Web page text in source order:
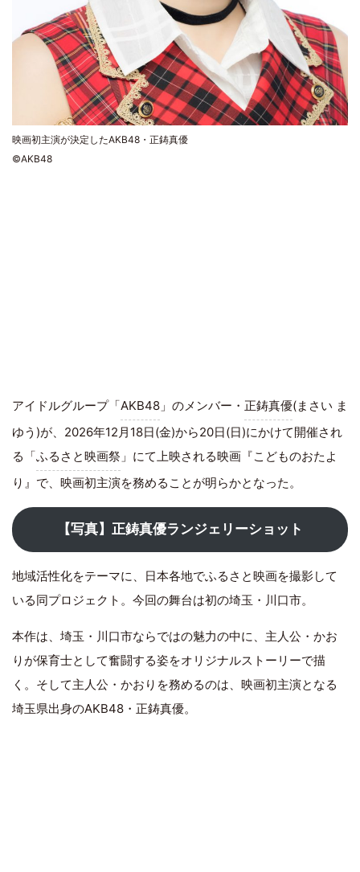
映画初主演が決定したAKB48・正鋳真優
©︎AKB48
アイドルグループ「AKB48 」のメンバー・ 正鋳真優(まさい ま
ゆう)が、2026年12月18日(金)から20日(日)にかけて開催され
る「ふるさと映画祭 」にて上映される映画『こどものおたよ
り』で、映画初主演を務めることが明らかとなった。
【写真】正鋳真優ランジェリーショット
地域活性化をテーマに、日本各地でふるさと映画を撮影して
いる同プロジェクト。今回の舞台は初の埼玉・川口市。
本作は、埼玉・川口市ならではの魅力の中に、主人公・かお
りが保育士として奮闘する姿をオリジナルストーリーで描
く。そして主人公・かおりを務めるのは、映画初主演となる
埼玉県出身のAKB48・正鋳真優。